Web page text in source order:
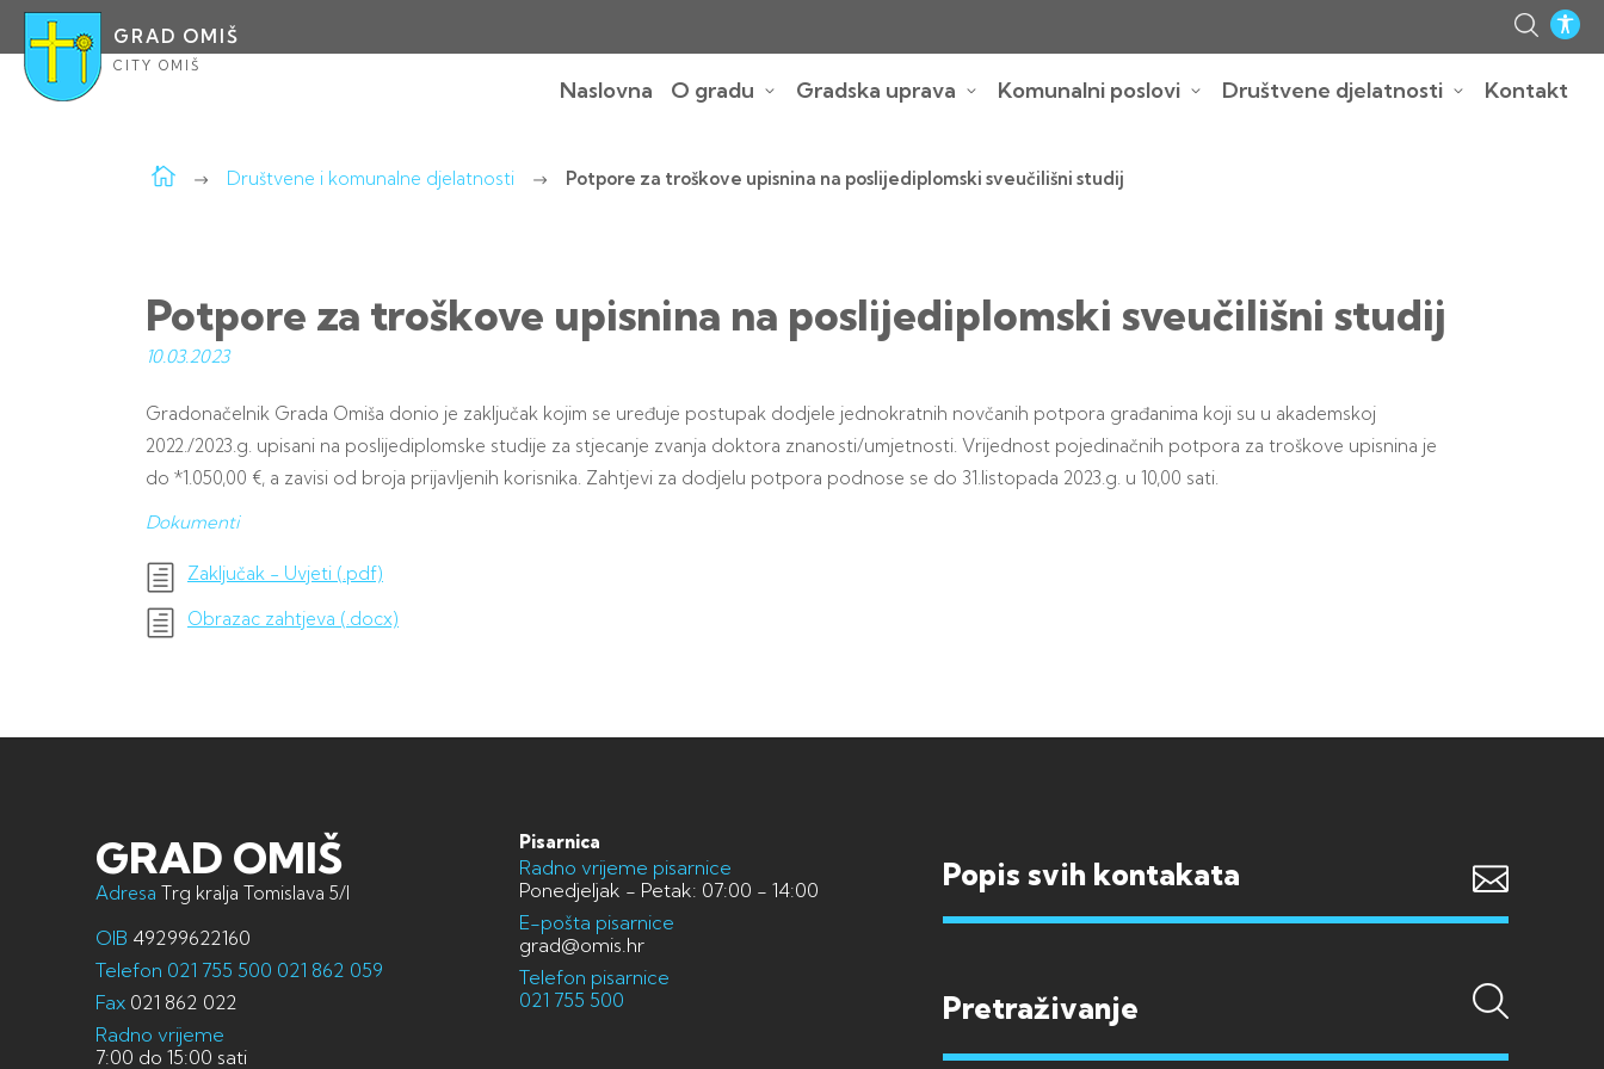
GRAD OMIŠ
CITY OMIŠ
Naslovna O gradu Gradska uprava Komunalni poslovi Društvene djelatnosti Kontakt
Društvene i komunalne djelatnosti Potpore za troškove upisnina na poslijediplomski sveučilišni studij
Potpore za troškove upisnina na poslijediplomski sveučilišni studij
10.03.2023
Gradonačelnik Grada Omiša donio je zaključak kojim se uređuje postupak dodjele jednokratnih novčanih potpora građanima koji su u akademskoj
2022./2023.g. upisani na poslijediplomske studije za stjecanje zvanja doktora znanosti/umjetnosti. Vrijednost pojedinačnih potpora za troškove upisnina je
do *1.050,00 €, a zavisi od broja prijavljenih korisnika. Zahtjevi za dodjelu potpora podnose se do 31.listopada 2023.g. u 10,00 sati.
Dokumenti
Zaključak - Uvjeti (.pdf)
Obrazac zahtjeva (.docx)
GRAD OMIŠ
Adresa Trg kralja Tomislava 5/I
OIB 49299622160
Telefon 021 755 500 021 862 059
Fax 021 862 022
Radno vrijeme
7:00 do 15:00 sati
Pisarnica
Radno vrijeme pisarnice
Ponedjeljak - Petak: 07:00 - 14:00
E-pošta pisarnice
grad@omis.hr
Telefon pisarnice
021 755 500
Popis svih kontakata